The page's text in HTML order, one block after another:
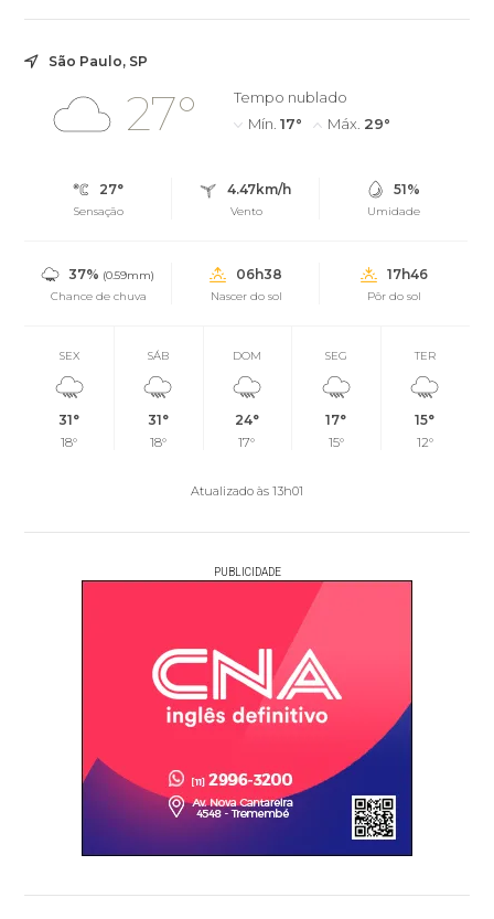
São Paulo, SP
27°
Tempo nublado
Mín. 17° Máx. 29°
27°
Sensação
4.47km/h
Vento
51%
Umidade
37% (0.59mm)
Chance de chuva
06h38
Nascer do sol
17h46
Pôr do sol
SEX
31°
18°
SÁB
31°
18°
DOM
24°
17°
SEG
17°
15°
TER
15°
12°
Atualizado às 13h01
PUBLICIDADE